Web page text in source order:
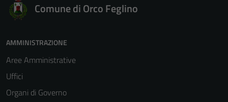
Comune di Orco Feglino
AMMINISTRAZIONE
Aree Amministrative
Uffici
Organi di Governo